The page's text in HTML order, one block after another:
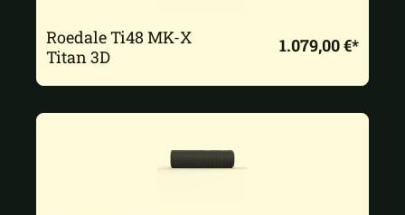
Roedale Ti48 MK-X
Titan 3D
1.079,00 €*